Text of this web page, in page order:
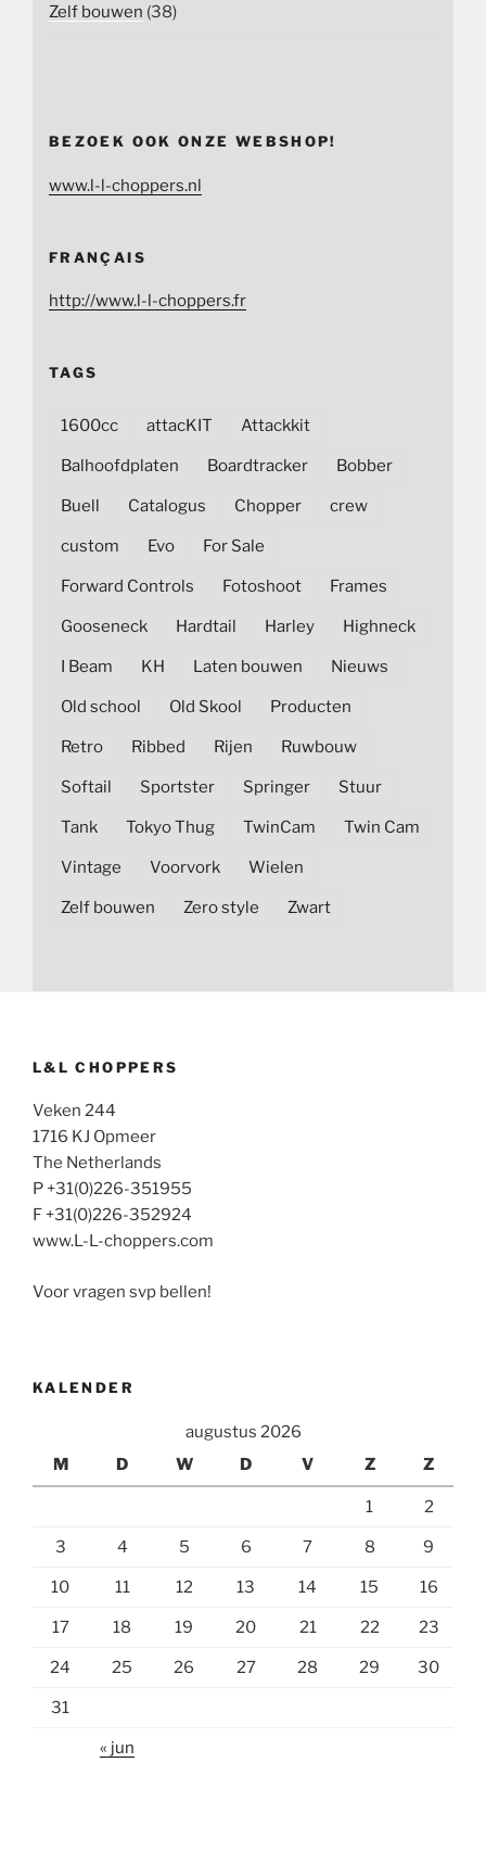
Zelf bouwen (38)
BEZOEK OOK ONZE WEBSHOP!
www.l-l-choppers.nl
FRANÇAIS
http://www.l-l-choppers.fr
TAGS
1600cc attacKIT Attackkit
Balhoofdplaten Boardtracker Bobber
Buell Catalogus Chopper crew
custom Evo For Sale
Forward Controls Fotoshoot Frames
Gooseneck Hardtail Harley Highneck
I Beam KH Laten bouwen Nieuws
Old school Old Skool Producten
Retro Ribbed Rijen Ruwbouw
Softail Sportster Springer Stuur
Tank Tokyo Thug TwinCam Twin Cam
Vintage Voorvork Wielen
Zelf bouwen Zero style Zwart
L&L CHOPPERS
Veken 244
1716 KJ Opmeer
The Netherlands
P +31(0)226-351955
F +31(0)226-352924
www.L-L-choppers.com
Voor vragen svp bellen!
KALENDER
augustus 2026
M
D W D V Z Z
1 2
3 4 5 6 7 8 9
10 11 12 13 14 15 16
17 18 19 20 21 22 23
24 25 26 27 28 29 30
31
« jun